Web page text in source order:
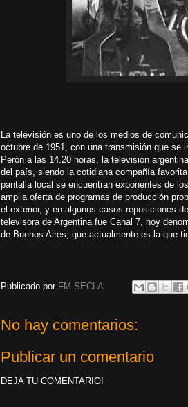
La televisión es uno de los medios de
octubre de 1951,​ con una transmisión que se
Perón a las 14.20 horas,​ la televisión
del país, siendo la cotidiana compañía
pantalla local se encuentran exponentes de
amplia oferta de programas de producción
el exterior, y en algunos casos reposiciones
televisora de Argentina fue Canal 7, hoy
de Buenos Aires, que actualmente es la que
Publicado por FM SECLA
No hay comentarios:
Publicar un comentario
DEJA TU COMENTARIO!